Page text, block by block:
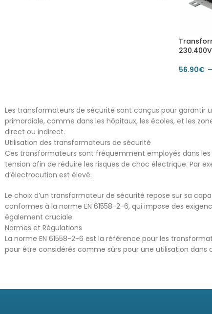
56.90€ –
Les transformateurs de sécurité sont conçus pour garantir
primordiale, comme dans les hôpitaux, les écoles, et les
direct ou indirect.
Utilisation des transformateurs de sécurité
Ces transformateurs sont fréquemment employés dans
tension afin de réduire les risques de choc électrique. Par
d’électrocution est élevé.
Le choix d’un transformateur de sécurité repose sur sa
conformes à la norme EN 61558-2-6, qui impose des
également cruciale.
Normes et Régulations
La norme EN 61558-2-6 est la référence pour les
pour être considérés comme sûrs pour une utilisation dans